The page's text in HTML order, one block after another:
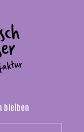
bleiben